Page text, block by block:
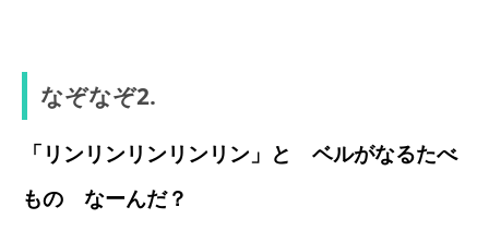
なぞなぞ2.
「リンリンリンリンリン」と ベルがなるたべ
もの なーんだ？